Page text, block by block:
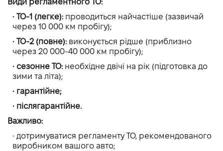
Види регламентного ТО:
• ТО-1 (легке): проводиться найчастіше (зазвичай
через 10 000 км пробігу);
• ТО-2 (повне): виконується рідше (приблизно
через 20 000-40 000 км пробігу);
• сезонне ТО: необхідне двічі на рік (підготовка до
зими та літа);
• гарантійне;
• післягарантійне.
Важливо:
• дотримуватися регламенту ТО, рекомендованого
виробником вашого авто;